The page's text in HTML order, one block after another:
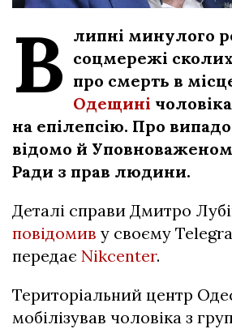
В липні минулого
соцмережі
про смерть в
Одещині
на епілепсію. Про
відомо й
Ради з прав людини.
Деталі справи Дмитро
повідомив у своєму
передає Nikcenter.
Територіальний центр
мобілізував чоловіка з